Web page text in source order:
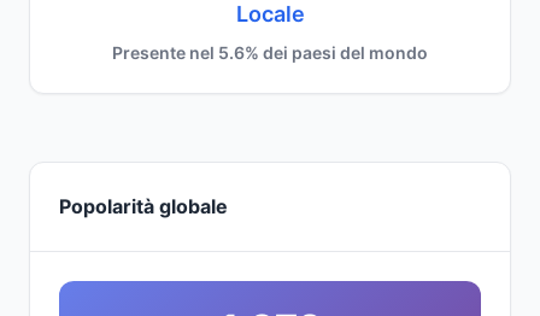
Locale
Presente nel 5.6% dei paesi del mondo
Popolarità globale